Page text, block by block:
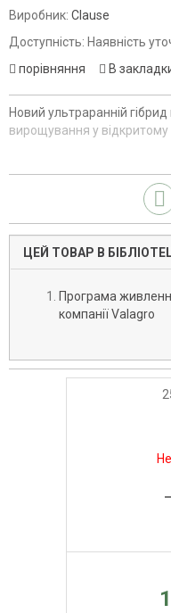
Виробник: Clause
Доступність: Наявність
порівняння
В
Новий ультраранній
вирощування у відкритому
ЦЕЙ ТОВАР В
Програма
компанії Valagro